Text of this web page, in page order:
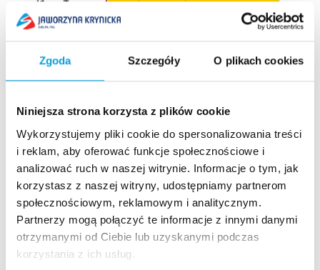
Zgoda Szczegóły O plikach cookies
Niniejsza strona korzysta z plików cookie
Wykorzystujemy pliki cookie do spersonalizowania treści
i reklam, aby oferować funkcje społecznościowe i
analizować ruch w naszej witrynie. Informacje o tym, jak
korzystasz z naszej witryny, udostępniamy partnerom
społecznościowym, reklamowym i analitycznym.
Partnerzy mogą połączyć te informacje z innymi danymi
otrzymanymi od Ciebie lub uzyskanymi podczas
korzystania z ich usług.
Trasa 2 (szlak zielony) – Jaworzyna
Krynicka
Z Jaworzyny Krynickiej do Czarnego Potoku
Znaki zielone.
466 m różnicy wzniesień
Czas zejścia 2 ½ godz., podejścia 3 godz.